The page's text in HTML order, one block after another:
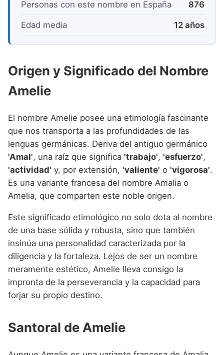
Nombres de Niña que empiezan por Y
Nombres de Niña que empiezan por Z
Personas con este nombre en España 876
Edad media 12 años
Origen y Significado del Nombre
Amelie
El nombre Amelie posee una etimología fascinante
que nos transporta a las profundidades de las
lenguas germánicas. Deriva del antiguo germánico
'Amal', una raíz que significa 'trabajo', 'esfuerzo',
'actividad' y, por extensión, 'valiente' o 'vigorosa'.
Es una variante francesa del nombre Amalia o
Amelia, que comparten este noble origen.
Este significado etimológico no solo dota al nombre
de una base sólida y robusta, sino que también
insinúa una personalidad caracterizada por la
diligencia y la fortaleza. Lejos de ser un nombre
meramente estético, Amelie lleva consigo la
impronta de la perseverancia y la capacidad para
forjar su propio destino.
Santoral de Amelie